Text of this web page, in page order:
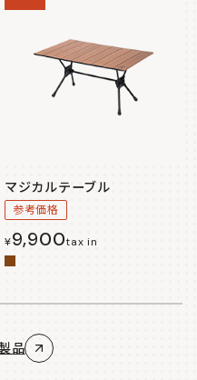
マジカルテーブル
参考価格
¥9,900tax in
品